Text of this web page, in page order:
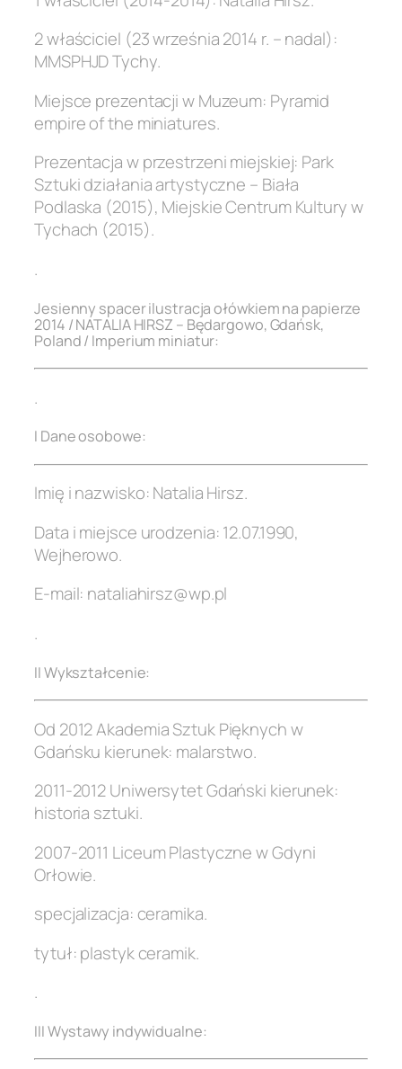
2 właściciel (23 września 2014 r. – nadal):
MMSPHJD Tychy.
Miejsce prezentacji w Muzeum: Pyramid
empire of the miniatures.
Prezentacja w przestrzeni miejskiej: Park
Sztuki działania artystyczne – Biała
Podlaska (2015), Miejskie Centrum Kultury w
Tychach (2015).
.
Jesienny spacer ilustracja ołówkiem na papierze
2014 / NATALIA HIRSZ – Będargowo, Gdańsk,
Poland / Imperium miniatur:
.
I Dane osobowe:
Imię i nazwisko: Natalia Hirsz.
Data i miejsce urodzenia: 12.07.1990,
Wejherowo.
E-mail: nataliahirsz@wp.pl
.
II Wykształcenie:
Od 2012 Akademia Sztuk Pięknych w
Gdańsku kierunek: malarstwo.
2011-2012 Uniwersytet Gdański kierunek:
historia sztuki.
2007-2011 Liceum Plastyczne w Gdyni
Orłowie.
specjalizacja: ceramika.
tytuł: plastyk ceramik.
.
III Wystawy indywidualne: